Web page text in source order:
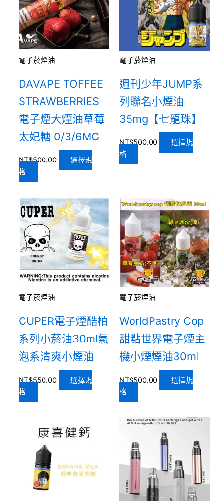
電子菸煙油
DAVAPE TOFFEE
STRAWBERRIES
電子煙大煙油草莓
太妃糖 0/3/6MG
NT$500.00
選擇規
格
電子菸煙油
週刊少年JUMP系
列聯名小煙油
35mg【七龍珠】
NT$500.00
選擇規
格
電子菸煙油
CUPER電子煙酷柏
系列小菸油30ml氣
泡系清爽小煙油
NT$550.00
選擇規
格
電子菸煙油
WorldPastry Cop
甜點世界電子煙主
機小煙煙油30ml
NT$500.00
選擇規
格